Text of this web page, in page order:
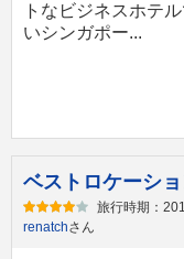
トなビジネスホテ
いシンガポー...
ベストロケーシ
旅行時期：
renatchさん